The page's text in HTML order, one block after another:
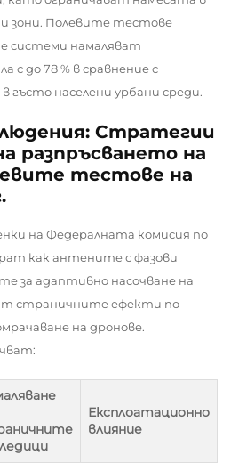
зони. Полевите тестове
системи намаляват
с до 78 % в сравнение с
гъсто населени урбани среди.
Стратегии
разпръсването на
тестове на
на Федералната комисия по
как антените с фазови
за адаптивно насочване на
страничните ефекти по
на дронове.
Експлоатационно
влияние